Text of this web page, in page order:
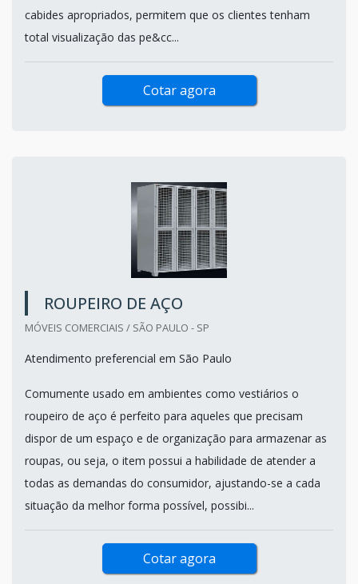
cabides apropriados, permitem que os clientes tenham
total visualização das pe&cc...
Cotar agora
ROUPEIRO DE AÇO
MÓVEIS COMERCIAIS / SÃO PAULO - SP
Atendimento preferencial em São Paulo
Comumente usado em ambientes como vestiários o
roupeiro de aço é perfeito para aqueles que precisam
dispor de um espaço e de organização para armazenar as
roupas, ou seja, o item possui a habilidade de atender a
todas as demandas do consumidor, ajustando-se a cada
situação da melhor forma possível, possibi...
Cotar agora